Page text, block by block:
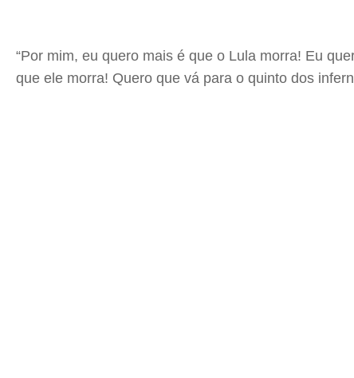
“Por mim, eu quero mais é que o Lula morra! Eu
que ele morra! Quero que vá para o quinto dos